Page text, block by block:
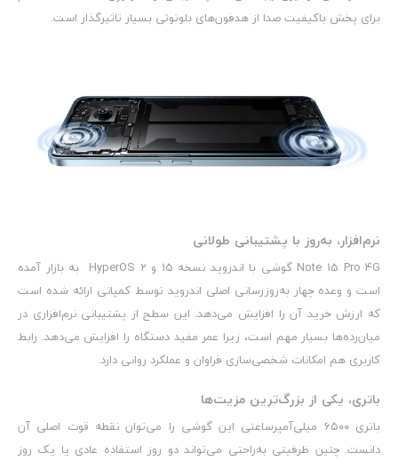
برای پخش باکیفیت صدا از هدفون‌های بلوتوثی بسیار تاثیرگذار است.
نرم‌افزار، به‌روز با پشتیبانی طولانی
Note 15 Pro 4G گوشی با اندروید نسخه 15 و HyperOS 2 به بازار آمده
است و وعده چهار به‌روزرسانی اصلی اندروید توسط کمپانی ارائه شده است
که ارزش خرید آن را افزایش می‌دهد. این سطح از پشتیبانی نرم‌افزاری در
میان‌رده‌ها بسیار مهم است، زیرا عمر مفید دستگاه را افزایش می‌دهد. رابط
کاربری هم امکانات شخصی‌سازی فراوان و عملکرد روانی دارد.
باتری، یکی از بزرگ‌ترین مزیت‌ها
باتری ۶۵۰۰ میلی‌آمپرساعتی این گوشی را می‌توان نقطه قوت اصلی آن
دانست. چنین ظرفیتی به‌راحتی می‌تواند دو روز استفاده عادی یا یک روز